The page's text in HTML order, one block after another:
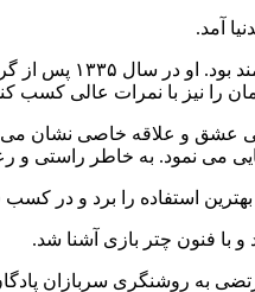
از همان
را نیز با نمرات عالی کسب
عشق و علاقه خاصی نشان می
می نمود. به خاطر راستی
استفاده را برد و در
و با فنون چتر بازی آشنا شد.
به روشنگری سربازان